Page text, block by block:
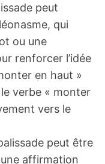
peut
qui
ou une
renforcer l’idée
en haut »
verbe « monter
vers le
peut être
affirmation